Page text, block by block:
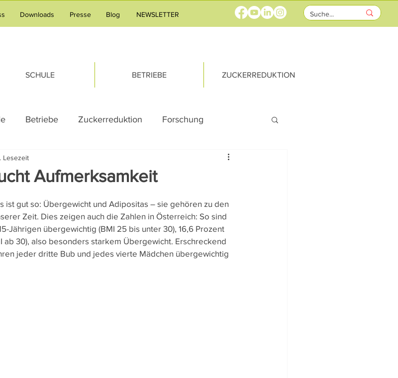
Downloads Presse Blog NEWSLETTER
SCHULE BETRIEBE ZUCKERREDUKTION
Betriebe Zuckerreduktion Forschung
Familie
Wussten Sie schon? Nachhaltigkeit
Aufmerksamkeit
Lesezeit
ist gut so: Übergewicht und Adipositas – sie gehören zu den
Zeit. Dies zeigen auch die Zahlen in Österreich: So sind
Jährigen übergewichtig (BMI 25 bis unter 30), 16,6 Prozent
30), also besonders starkem Übergewicht. Erschreckend
jeder dritte Bub und jedes vierte Mädchen übergewichtig